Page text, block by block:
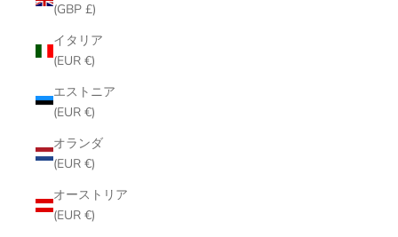
(GBP £)
イタリア
(EUR €)
エストニア
(EUR €)
オランダ
(EUR €)
オーストリア
(EUR €)